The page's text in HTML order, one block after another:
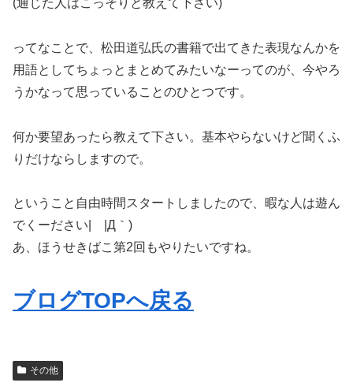
(通じた人はこっそりと教えて下さい)
ってなことで、松田道弘氏の書籍で出てきた表現なんかを
用語としてちょっとまとめてみたいなーってのが、今やろ
うかなって思っていることのひとつです。
何か要望あったら教えて下さい。基本やらないけど聞くふ
りだけならしますので。
ということ自由時間スタートしましたので、暇な人は遊ん
でくーださい| |Д｀)
あ、ほうせきばこ第2回もやりたいですね。
ブログTOPへ戻る
その他